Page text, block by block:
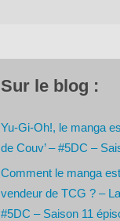
Sur le blog :
Yu-Gi-Oh!, le manga
de Couv’ – #5DC –
Comment le manga
vendeur de TCG ? –
#5DC – Saison 11